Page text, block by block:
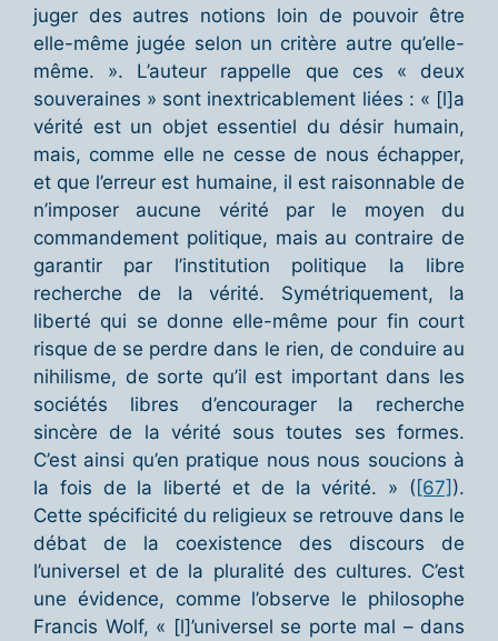
juger des autres notions loin de pouvoir être
elle-même jugée selon un critère autre qu’elle-
même. ». L’auteur rappelle que ces « deux
souveraines » sont inextricablement liées : « [l]a
vérité est un objet essentiel du désir humain,
mais, comme elle ne cesse de nous échapper,
et que l’erreur est humaine, il est raisonnable de
n’imposer aucune vérité par le moyen du
commandement politique, mais au contraire de
garantir par l’institution politique la libre
recherche de la vérité. Symétriquement, la
liberté qui se donne elle-même pour fin court
risque de se perdre dans le rien, de conduire au
nihilisme, de sorte qu’il est important dans les
sociétés libres d’encourager la recherche
sincère de la vérité sous toutes ses formes.
C’est ainsi qu’en pratique nous nous soucions à
la fois de la liberté et de la vérité. » ([67] ).
Cette spécificité du religieux se retrouve dans le
débat de la coexistence des discours de
l’universel et de la pluralité des cultures. C’est
une évidence, comme l’observe le philosophe
Francis Wolf, « [l]’universel se porte mal – dans